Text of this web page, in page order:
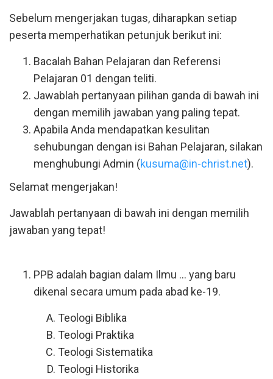
Sebelum mengerjakan tugas, diharapkan setiap
peserta memperhatikan petunjuk berikut ini:
Bacalah Bahan Pelajaran dan Referensi
Pelajaran 01 dengan teliti.
Jawablah pertanyaan pilihan ganda di bawah ini
dengan memilih jawaban yang paling tepat.
Apabila Anda mendapatkan kesulitan
sehubungan dengan isi Bahan Pelajaran, silakan
menghubungi Admin (kusuma@in-christ.net).
Selamat mengerjakan!
Jawablah pertanyaan di bawah ini dengan memilih
jawaban yang tepat!
PPB adalah bagian dalam Ilmu ... yang baru
dikenal secara umum pada abad ke-19.
Teologi Biblika
Teologi Praktika
Teologi Sistematika
Teologi Historika